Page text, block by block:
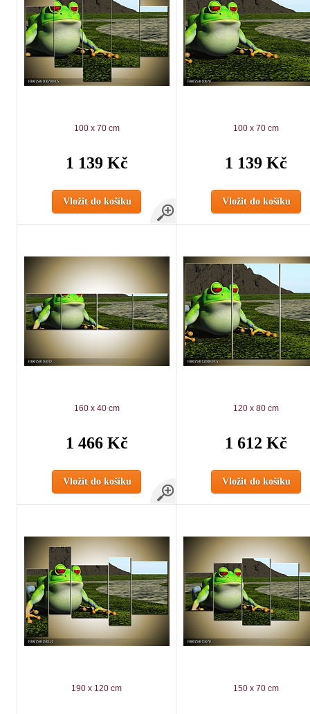
100 x 70 cm
1 139 Kč
Vložit do košíku
100 x 70 cm
1 139 Kč
Vložit do košíku
160 x 40 cm
1 466 Kč
Vložit do košíku
120 x 80 cm
1 612 Kč
Vložit do košíku
190 x 120 cm 150 x 70 cm